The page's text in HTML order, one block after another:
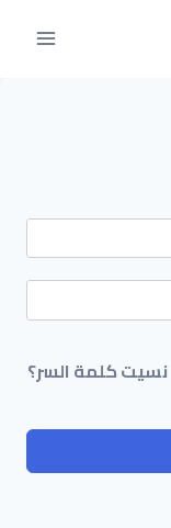
نسيت كلمة السر؟